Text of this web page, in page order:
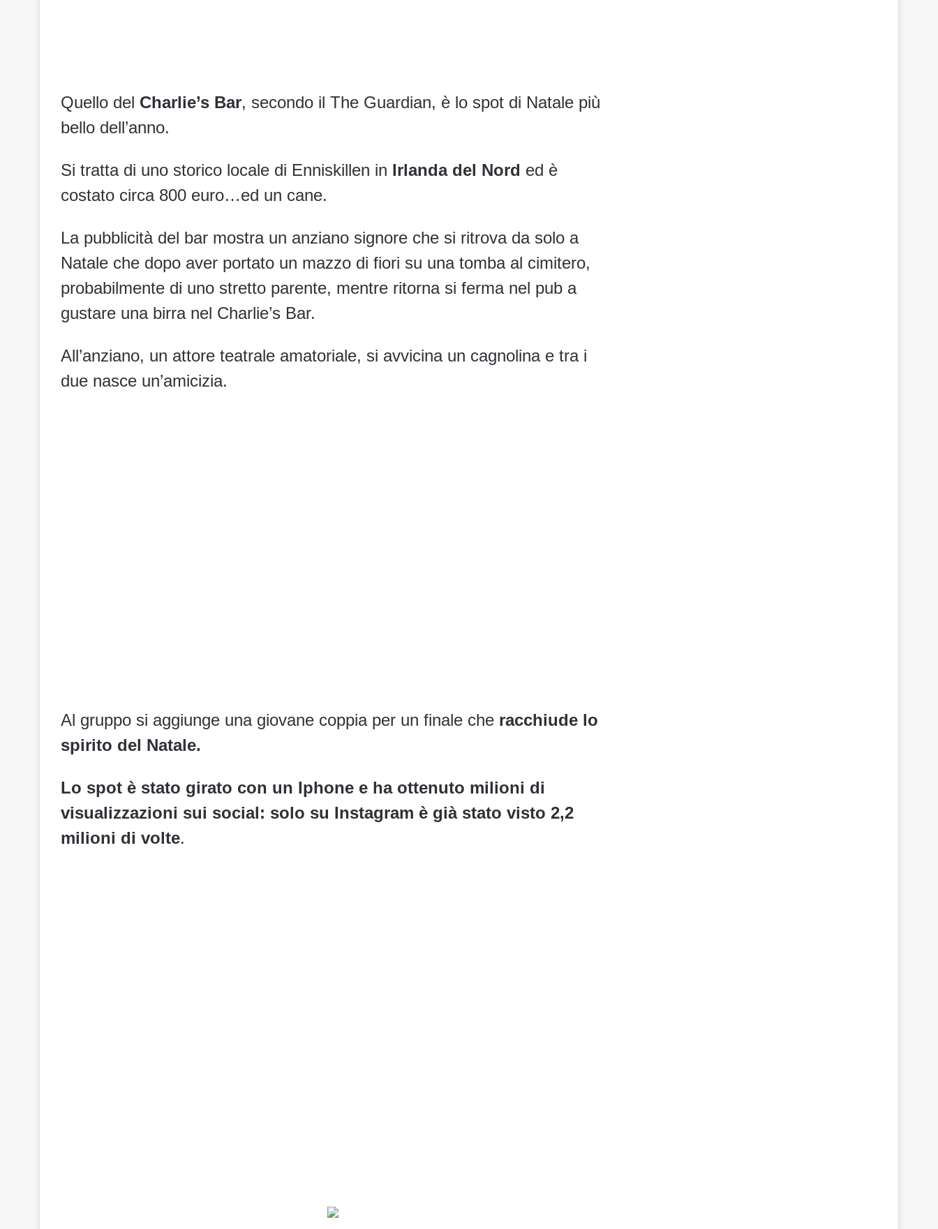
Quello del Charlie’s Bar, secondo il The Guardian, è lo spot di Natale più
bello dell’anno.
Si tratta di uno storico locale di Enniskillen in Irlanda del Nord ed è
costato circa 800 euro…ed un cane.
La pubblicità del bar mostra un anziano signore che si ritrova da solo a
Natale che dopo aver portato un mazzo di fiori su una tomba al cimitero,
probabilmente di uno stretto parente, mentre ritorna si ferma nel pub a
gustare una birra nel Charlie’s Bar.
All’anziano, un attore teatrale amatoriale, si avvicina un cagnolina e tra i
due nasce un’amicizia.
Al gruppo si aggiunge una giovane coppia per un finale che racchiude lo
spirito del Natale.
Lo spot è stato girato con un Iphone e ha ottenuto milioni di
visualizzazioni sui social: solo su Instagram è già stato visto 2,2
milioni di volte.